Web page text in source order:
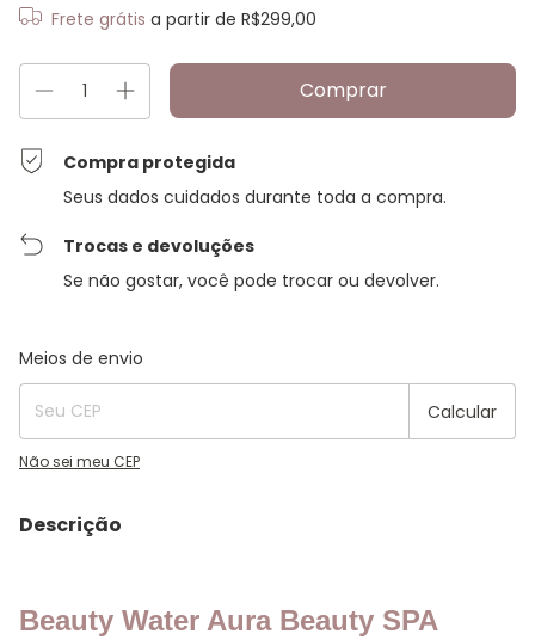
Frete grátis a partir de R$299,00
Compra protegida
Seus dados cuidados durante toda a compra.
Trocas e devoluções
Se não gostar, você pode trocar ou devolver.
Entregas para o CEP:
Meios de envio
Calcular
Não sei meu CEP
Descrição
Beauty Water Aura Beauty SPA